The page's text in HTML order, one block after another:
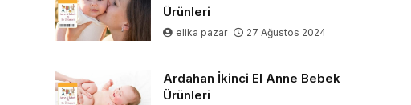
Ürünleri
elika pazar 27 Ağustos 2024
Ardahan İkinci El Anne Bebek
Ürünleri